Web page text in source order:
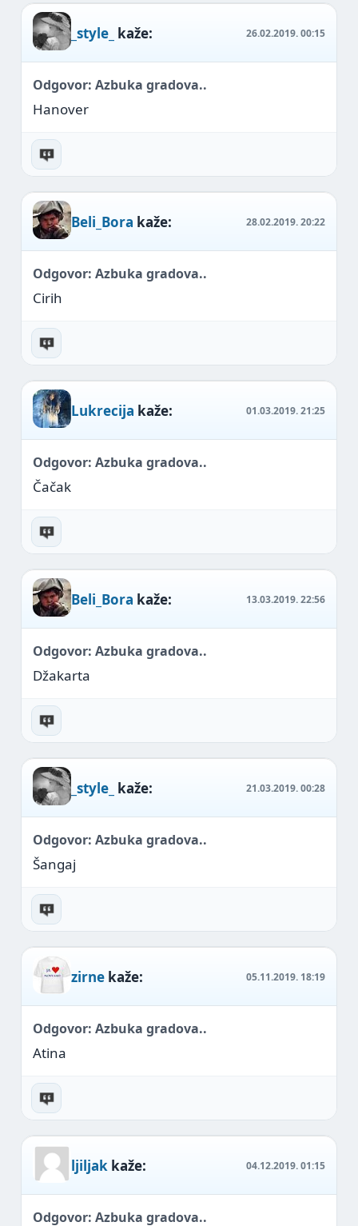
_style_ kaže: 26.02.2019.00:15
Odgovor: Azbuka gradova..
Hanover
Beli_Bora kaže: 28.02.2019.20:22
Odgovor: Azbuka gradova..
Cirih
Lukrecija kaže: 01.03.2019.21:25
Odgovor: Azbuka gradova..
Čačak
Beli_Bora kaže: 13.03.2019.22:56
Odgovor: Azbuka gradova..
Džakarta
_style_ kaže: 21.03.2019.00:28
Odgovor: Azbuka gradova..
Šangaj
zirne kaže: 05.11.2019. 18:19
Odgovor: Azbuka gradova..
Atina
ljiljak kaže: 04.12.2019.01:15
Odgovor: Azbuka gradova..